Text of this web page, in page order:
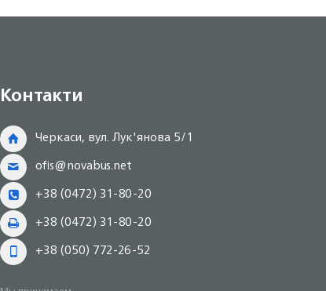
Контакти
Черкаси, вул. Лук'янова 5/1
ofis@novabus.net
+38 (0472) 31-80-20
+38 (0472) 31-80-20
+38 (050) 772-26-52